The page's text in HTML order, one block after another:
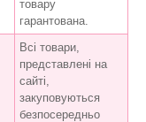
товару
гарантована.
Всі товари,
представлені на
сайті,
закуповуються
безпосередньо